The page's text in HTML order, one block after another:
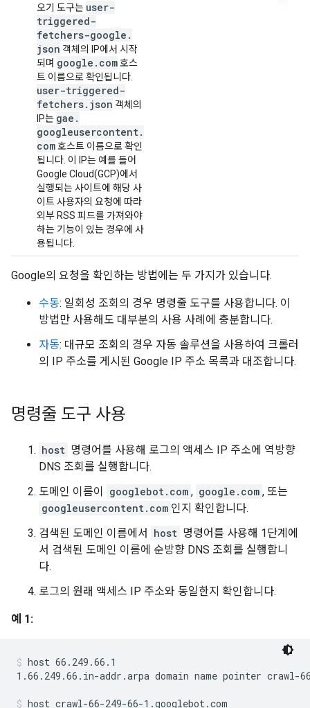
오기 도구는 user-
triggered-
fetchers-google .
json 객체의 IP에서 시작
되며 google . com호스
트 이름으로 확인됩니다.
user-triggered-
fetchers. json 객체의
IP는 gae .
googleusercontent.
com호스트 이름으로 확인
됩니다. 이 IP는 예를 들어
Google Cloud(GCP)에서
실행되는 사이트에 해당 사
이트 사용자의 요청에 따라
외부 RSS 피드를 가져와야
하는 기능이 있는 경우에 사
용됩니다.
Google의 요청을 확인하는 방법에는 두 가지가 있습니다.
수동: 일회성 조회의 경우 명령줄 도구를 사용합니다. 이
방법만 사용해도 대부분의 사용 사례에 충분합니다.
자동: 대규모 조회의 경우 자동 솔루션을 사용하여 크롤러
의 IP 주소를 게시된 Google IP 주소 목록과 대조합니다.
명령줄 도구 사용
host 명령어를 사용해 로그의 액세스 IP 주소에 역방향
DNS 조회를 실행합니다.
도메인 이름이
googlebot.com , google.com , 또는
googleusercontent.com 인지 확인합니다.
검색된 도메인 이름에서
host 명령어를 사용해 1단계에
서 검색된 도메인 이름에 순방향 DNS 조회를 실행합니
다.
로그의 원래 액세스 IP 주소와 동일한지 확인합니다.
예 1:
host 66.249.66.1
1.66.249.66.in-addr.arpa domain name pointer crawl-
host crawl-66-249-66-1.googlebot.com